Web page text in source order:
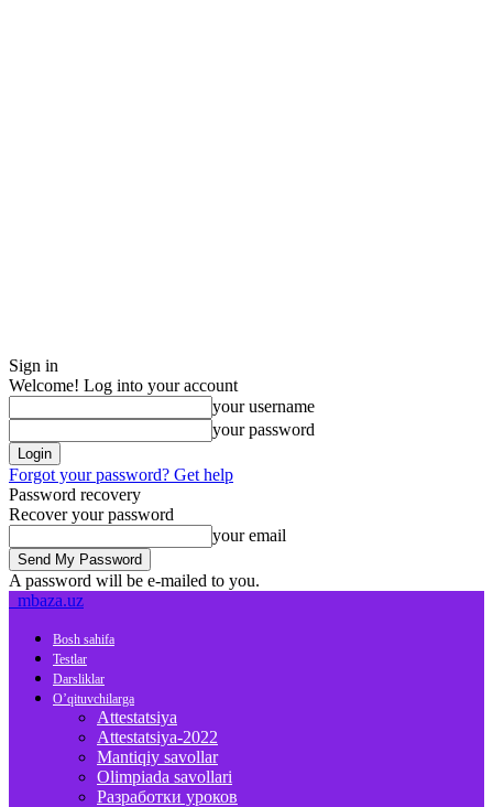
Sign in
Welcome! Log into your account
your username
your password
Forgot your password? Get help
Password recovery
Recover your password
your email
A password will be e-mailed to you.
mbaza.uz
Bosh sahifa
Testlar
Darsliklar
O’qituvchilarga
Attestatsiya
Attestatsiya-2022
Mantiqiy savollar
Olimpiada savollari
Разработки уроков